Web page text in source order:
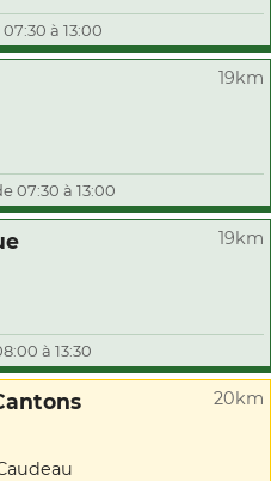
à 13:00
19km
07:30 à 13:00
19km
à 13:30
20km